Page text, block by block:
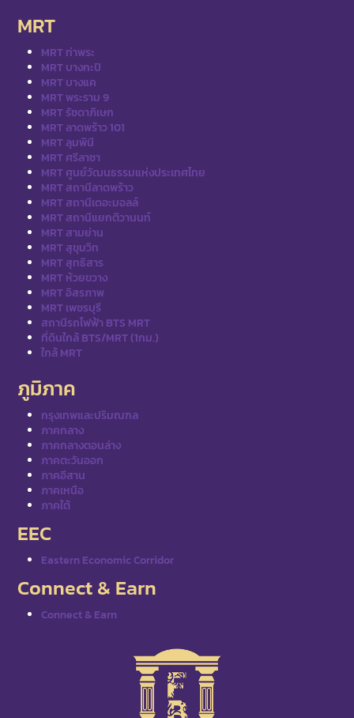
MRT
MRT ท่าพระ
MRT บางกะปิ
MRT บางแค
MRT พระราม 9
MRT รัชดาภิเษก
MRT ลาดพร้าว 101
MRT ลุมพินี
MRT ศรีลาซา
MRT ศูนย์วัฒนธรรมแห่งประเทศไทย
MRT สถานีลาดพร้าว
MRT สถานีเดอะมอลล์
MRT สถานีแยกติวานนท์
MRT สามย่าน
MRT สุขุมวิท
MRT สุทธิสาร
MRT ห้วยขวาง
MRT อิสรภาพ
MRT เพชรบุรี
สถานีรถไฟฟ้า BTS MRT
ที่ดินใกล้ BTS/MRT (1กม.)
ใกล้ MRT
ภูมิภาค
กรุงเทพและปริมณฑล
ภาคกลาง
ภาคกลางตอนล่าง
ภาคตะวันออก
ภาคอีสาน
ภาคเหนือ
ภาคใต้
EEC
Eastern Economic Corridor
Connect & Earn
Connect & Earn